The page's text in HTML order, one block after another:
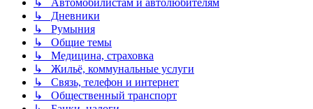
↳ Дневники
↳ Румыния
↳ Общие темы
↳ Медицина, страховка
↳ Жильё, коммунальные услуги
↳ Связь, телефон и интернет
↳ Общественный транспорт